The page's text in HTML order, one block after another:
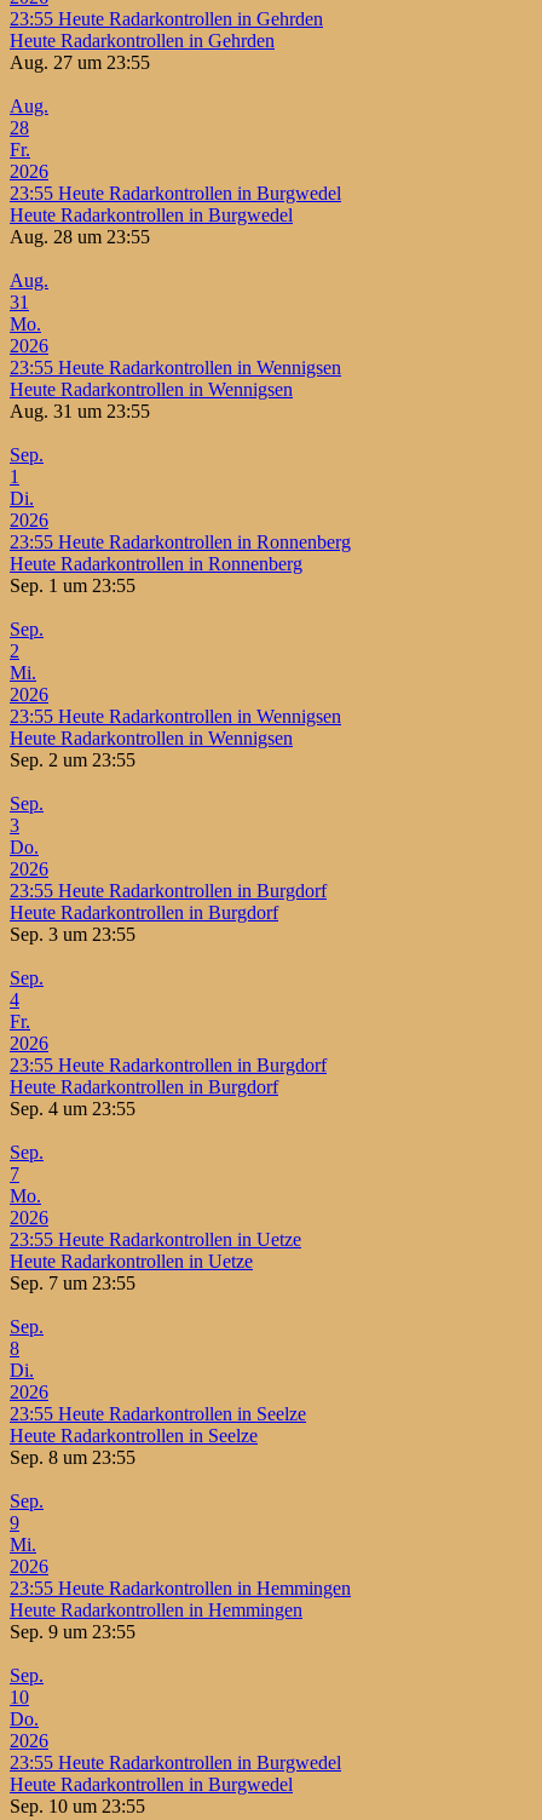
23:55 Heute Radarkontrollen in Gehrden
Heute Radarkontrollen in Gehrden
Aug. 27 um 23:55
Aug.
28
Fr.
2026
23:55 Heute Radarkontrollen in Burgwedel
Heute Radarkontrollen in Burgwedel
Aug. 28 um 23:55
Aug.
31
Mo.
2026
23:55 Heute Radarkontrollen in Wennigsen
Heute Radarkontrollen in Wennigsen
Aug. 31 um 23:55
Sep.
1
Di.
2026
23:55 Heute Radarkontrollen in Ronnenberg
Heute Radarkontrollen in Ronnenberg
Sep. 1 um 23:55
Sep.
2
Mi.
2026
23:55 Heute Radarkontrollen in Wennigsen
Heute Radarkontrollen in Wennigsen
Sep. 2 um 23:55
Sep.
3
Do.
2026
23:55 Heute Radarkontrollen in Burgdorf
Heute Radarkontrollen in Burgdorf
Sep. 3 um 23:55
Sep.
4
Fr.
2026
23:55 Heute Radarkontrollen in Burgdorf
Heute Radarkontrollen in Burgdorf
Sep. 4 um 23:55
Sep.
7
Mo.
2026
23:55 Heute Radarkontrollen in Uetze
Heute Radarkontrollen in Uetze
Sep. 7 um 23:55
Sep.
8
Di.
2026
23:55 Heute Radarkontrollen in Seelze
Heute Radarkontrollen in Seelze
Sep. 8 um 23:55
Sep.
9
Mi.
2026
23:55 Heute Radarkontrollen in Hemmingen
Heute Radarkontrollen in Hemmingen
Sep. 9 um 23:55
Sep.
10
Do.
2026
23:55 Heute Radarkontrollen in Burgwedel
Heute Radarkontrollen in Burgwedel
Sep. 10 um 23:55